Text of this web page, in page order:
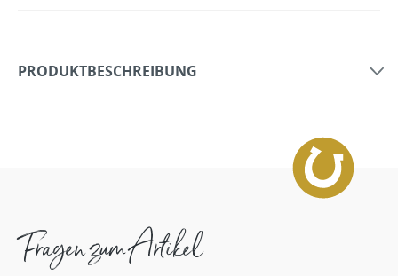
PRODUKTBESCHREIBUNG
Fragen zum Artikel